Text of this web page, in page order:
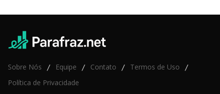
Sobre Nós / Equipe / Contato / Termos de Uso /
Política de Privacidade